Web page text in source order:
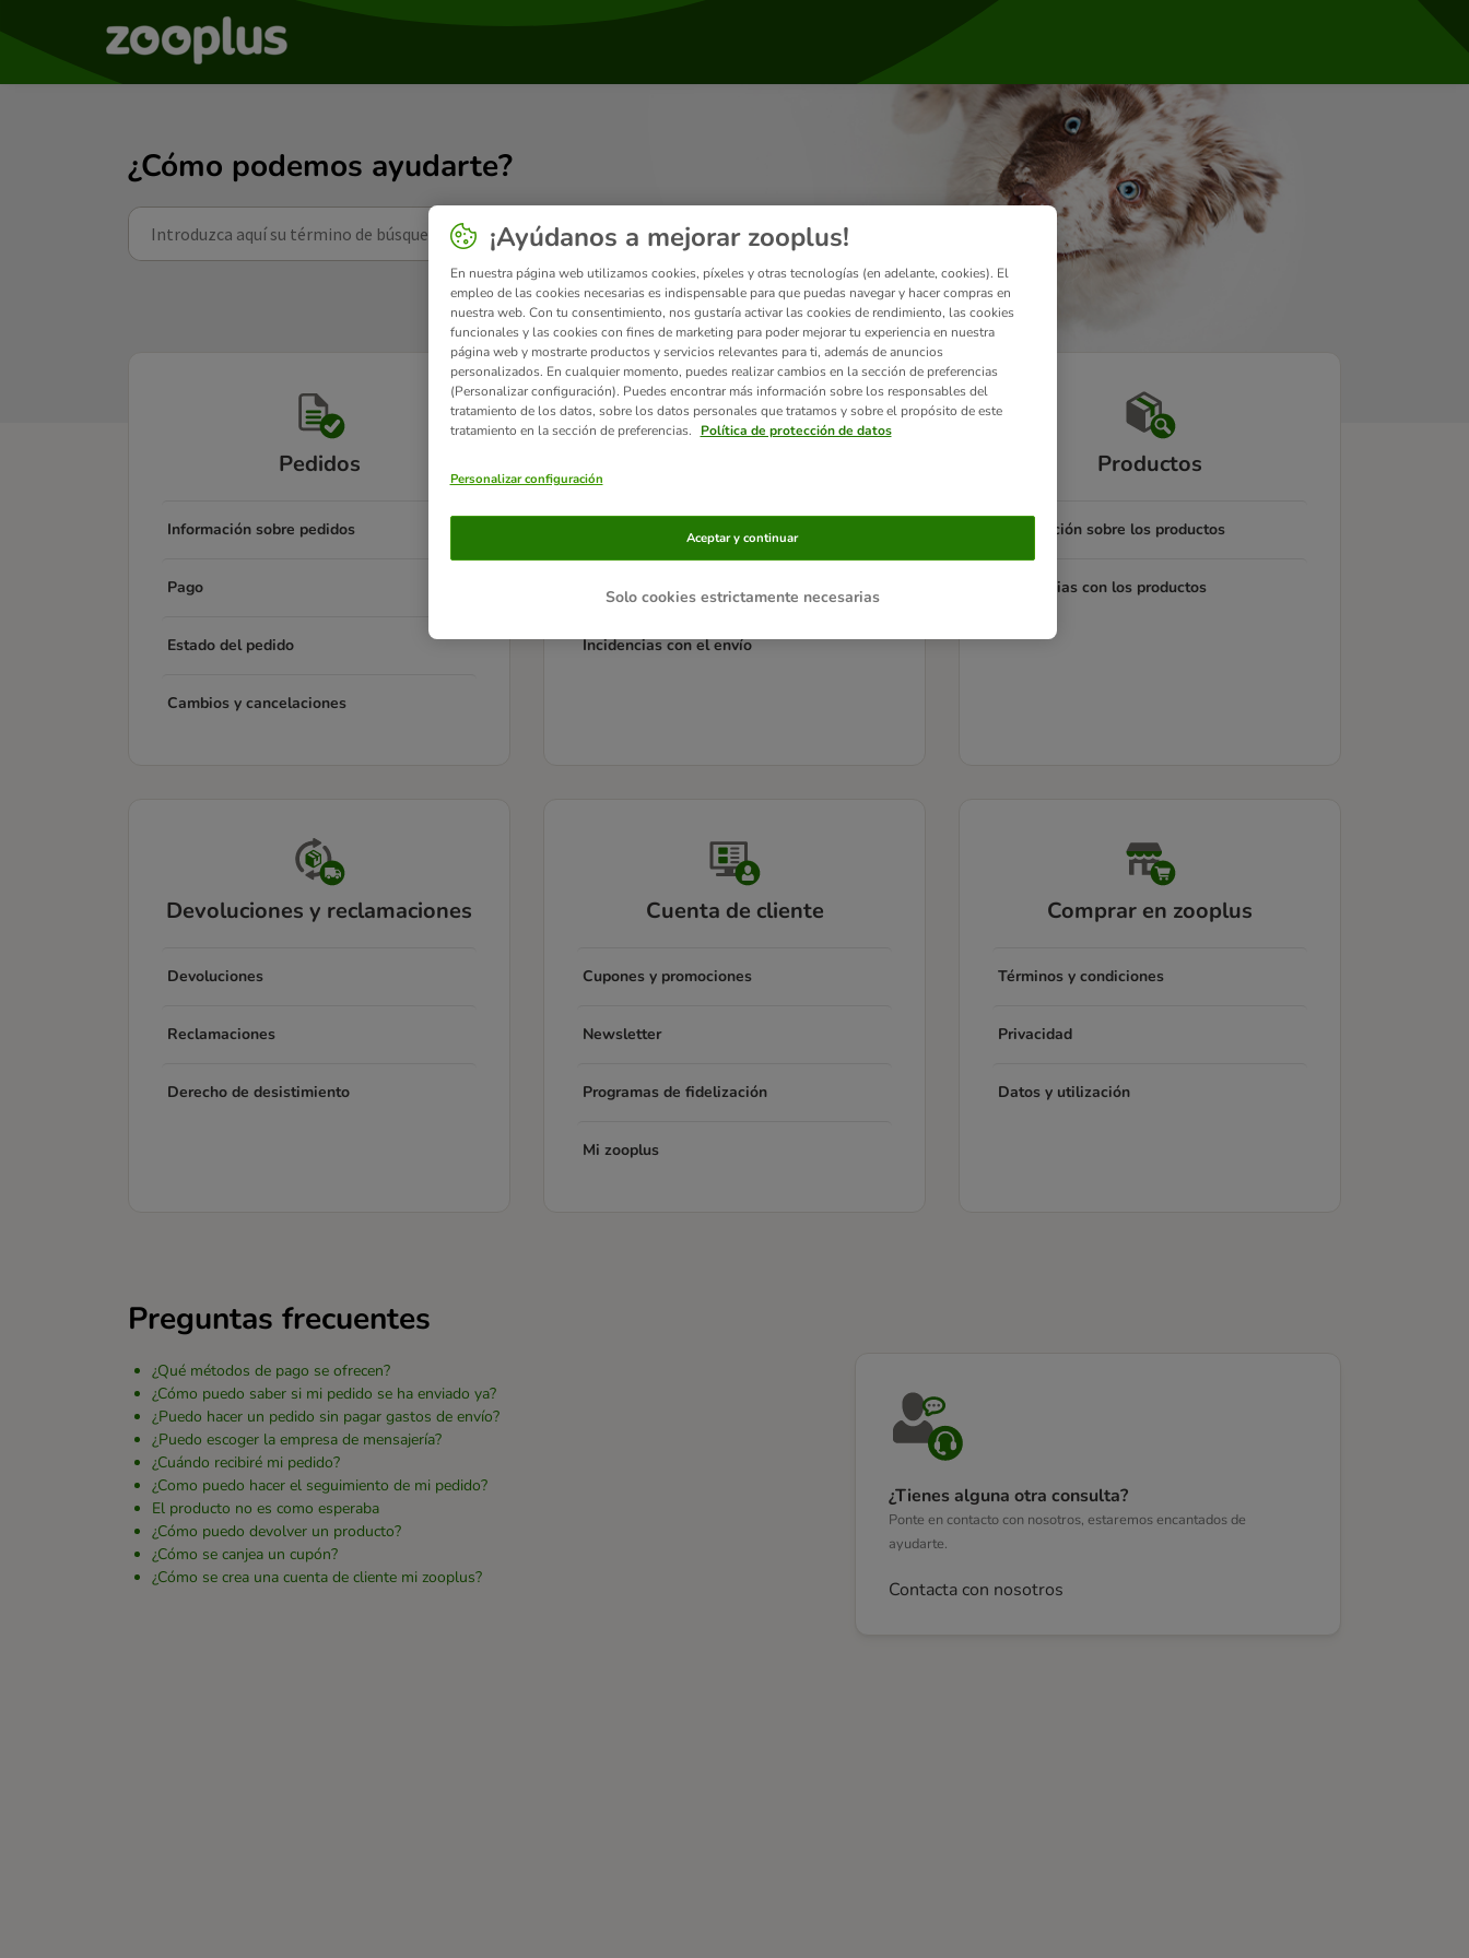
¿Cómo podemos ayudarte?
Pedidos
Información sobre pedidos
Pago
Estado del pedido
Cambios y cancelaciones
Información sobre los envíos
Seguimiento de un pedido
Incidencias con el envío
Productos
Información sobre los productos
Incidencias con los productos
Devoluciones y reclamaciones
Devoluciones
Reclamaciones
Derecho de desistimiento
Cuenta de cliente
Cupones y promociones
Newsletter
Programas de fidelización
Mi zooplus
Comprar en zooplus
Términos y condiciones
Privacidad
Datos y utilización
Preguntas frecuentes
¿Qué métodos de pago se ofrecen?
¿Cómo puedo saber si mi pedido se ha enviado ya?
¿Puedo hacer un pedido sin pagar gastos de envío?
¿Puedo escoger la empresa de mensajería?
¿Cuándo recibiré mi pedido?
¿Como puedo hacer el seguimiento de mi pedido?
El producto no es como esperaba
¿Cómo puedo devolver un producto?
¿Cómo se canjea un cupón?
¿Cómo se crea una cuenta de cliente mi zooplus?
¿Tienes alguna otra consulta?
Ponte en contacto con nosotros, estaremos encantados de
ayudarte.
Contacta con nosotros
¡Ayúdanos a mejorar zooplus!
En nuestra página web utilizamos cookies, píxeles y otras tecnologías (en adelante, cookies). El
empleo de las cookies necesarias es indispensable para que puedas navegar y hacer compras en
nuestra web. Con tu consentimiento, nos gustaría activar las cookies de rendimiento, las cookies
funcionales y las cookies con fines de marketing para poder mejorar tu experiencia en nuestra
página web y mostrarte productos y servicios relevantes para ti, además de anuncios
personalizados. En cualquier momento, puedes realizar cambios en la sección de preferencias
(Personalizar configuración). Puedes encontrar más información sobre los responsables del
tratamiento de los datos, sobre los datos personales que tratamos y sobre el propósito de este
tratamiento en la sección de preferencias.
Política de protección de datos
Personalizar configuración
Solo cookies estrictamente necesarias
Aceptar y continuar